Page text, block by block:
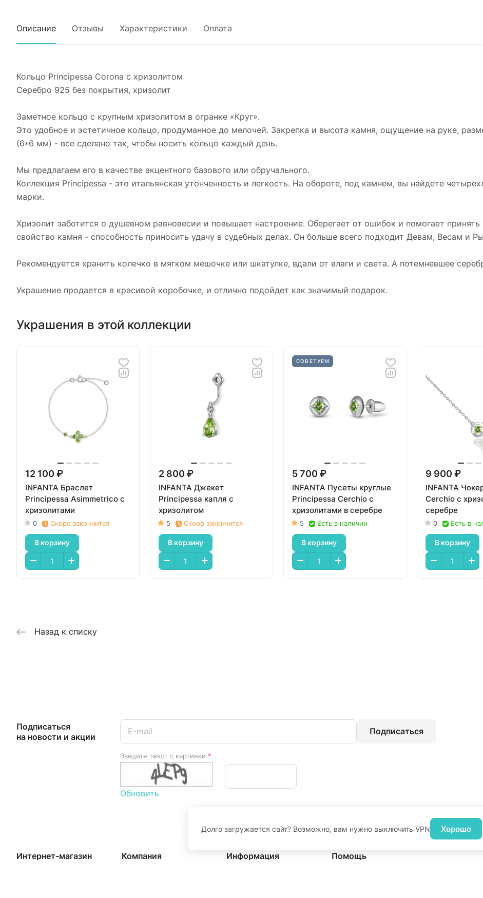
Девам, Весам и Рыбам.
мешочке или шкатулке, вдали от влаги и света. А
потемневшее серебро легко очистить мягкой
Украшение продается в красивой коробочке, и
отлично подойдет как значимый подарок.
Описание Отзывы Характеристики Оплата
Кольцо Principessa Corona с хризолитом
Серебро 925 без покрытия, хризолит
Заметное кольцо с крупным хризолитом в огранке «Круг».
Это удобное и эстетичное кольцо, продуманное до мелочей. Закрепка и высота камня, ощущение на руке,
(6*6 мм) - все сделано так, чтобы носить кольцо каждый день.
Мы предлагаем его в качестве акцентного базового или обручального.
Коллекция Principessa - это итальянская утонченность и легкость. На обороте, под камнем, вы найдете
марки.
Хризолит заботится о душевном равновесии и повышает настроение. Оберегает от ошибок и помогает
свойство камня - способность приносить удачу в судебных делах. Он больше всего подходит Девам, Весам и
Рекомендуется хранить колечко в мягком мешочке или шкатулке, вдали от влаги и света. А потемневшее
Украшение продается в красивой коробочке, и отлично подойдет как значимый подарок.
Украшения в этой коллекции
12 100 ₽
INFANTA Браслет
Principessa Asimmetrico с
хризолитами
0 Скоро закончится
В корзину
2 800 ₽
INFANTA Джекет
Principessa капля с
хризолитом
5 Скоро закончится
В корзину
СОВЕТУЕМ
5 700 ₽
INFANTA Пусеты круглые
Principessa Cerchio с
хризолитами в серебре
5 Есть в наличии
В корзину
9 900 ₽
INFANTA
Cerchio с
серебре
0 Есть в
В корзину
Назад к списку
Подписаться
на новости и акции
Подписаться
Введите текст с картинки *
Обновить
Интернет-магазин Компания Информация Помощь
Долго загружается сайт? Возможно, вам нужно выключить VPN Хорошо